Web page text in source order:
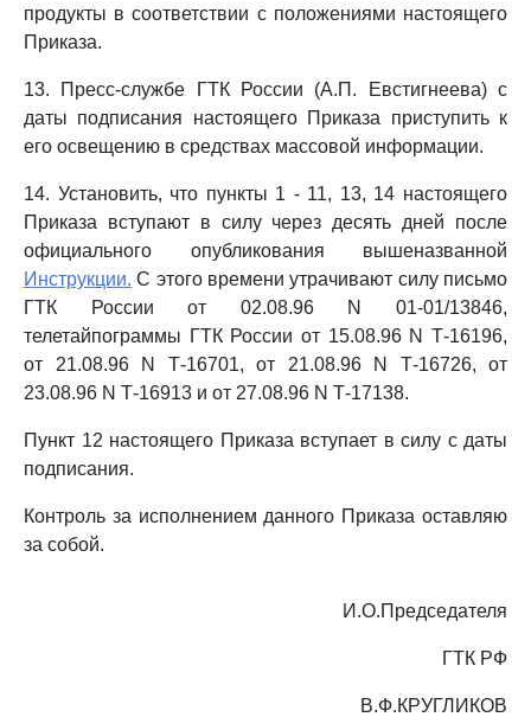
продукты в соответствии с положениями настоящего
Приказа.
13. Пресс-службе ГТК России (А.П. Евстигнеева) с
даты подписания настоящего Приказа приступить к
его освещению в средствах массовой информации.
14. Установить, что пункты 1 - 11, 13, 14 настоящего
Приказа вступают в силу через десять дней после
официального опубликования вышеназванной
Инструкции. С этого времени утрачивают силу письмо
ГТК России от 02.08.96 N 01-01/13846,
телетайпограммы ГТК России от 15.08.96 N Т-16196,
от 21.08.96 N Т-16701, от 21.08.96 N Т-16726, от
23.08.96 N Т-16913 и от 27.08.96 N Т-17138.
Пункт 12 настоящего Приказа вступает в силу с даты
подписания.
Контроль за исполнением данного Приказа оставляю
за собой.
И.О.Председателя
ГТК РФ
В.Ф.КРУГЛИКОВ